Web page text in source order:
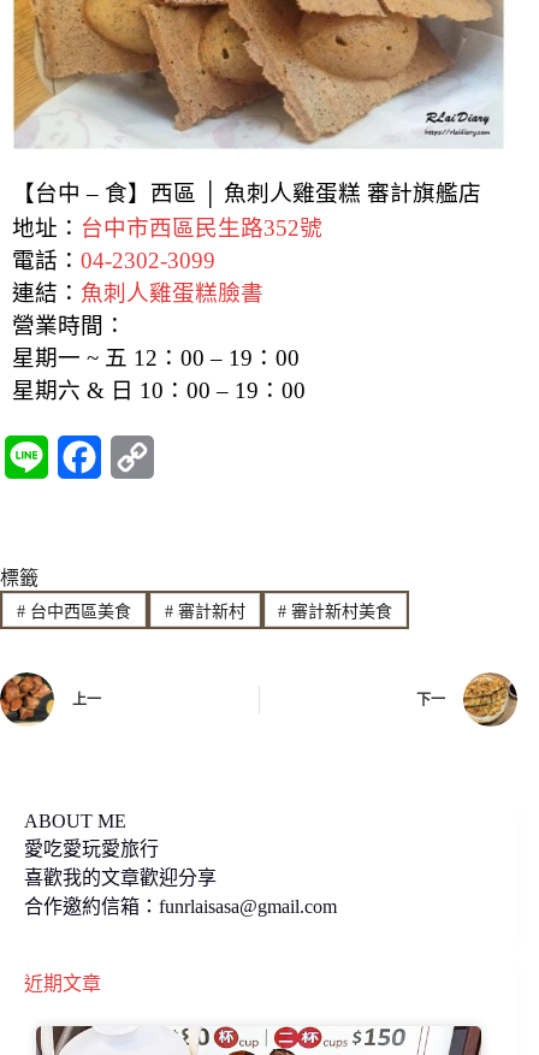
【台中 – 食】西區 │ 魚刺人雞蛋糕 審計旗艦店
地址： 台中市西區民生路352號
電話： 04-2302-3099
連結： 魚刺人雞蛋糕臉書
營業時間：
星期一 ~ 五 12：00 – 19：00
星期六 & 日 10：00 – 19：00
e e
b
y
L
標籤
#台中西區美食 #審計新村 # 審計新村美食
上一 下一
ABOUT ME
愛吃愛玩愛旅行
喜歡我的文章歡迎分享
合作邀約信箱： funrlaisasa@gmail.com
近期文章